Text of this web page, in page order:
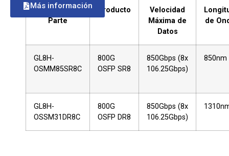
Más información
Número de
Parte
Producto
Velocidad
Máxima de
Datos
de
GL8H-
OSMM85SR8C
800G
OSFP SR8
850Gbps (8x
106.25Gbps)
850nm
GL8H-
OSSM31DR8C
800G
OSFP DR8
850Gbps (8x
106.25Gbps)